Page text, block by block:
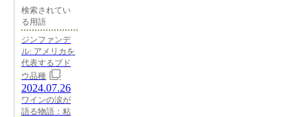
検索されてい
る用語
ジンファンデ
ル: アメリカを
代表するブド
ウ品種
2024.07.26
ワインの涙が
語る物語：粘